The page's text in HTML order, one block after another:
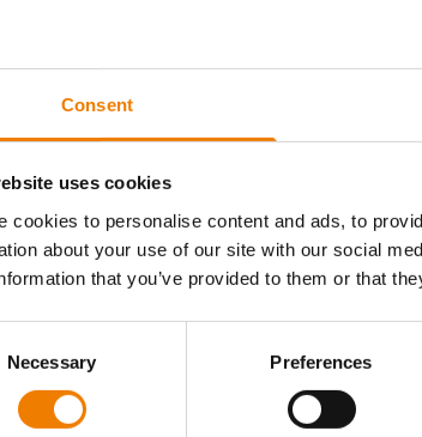
Consent
uses cookies
cookies to personalise content and ads, to
about your use of our site with our social
that you’ve provided to them or that
Necessary Preferences
einer Teilnahme von bis zu zwei
– die Gültigkeit von zwei Jahren
gültiges Zertifikat läuft am
am Training teil, so verlängert
16.03.2026.